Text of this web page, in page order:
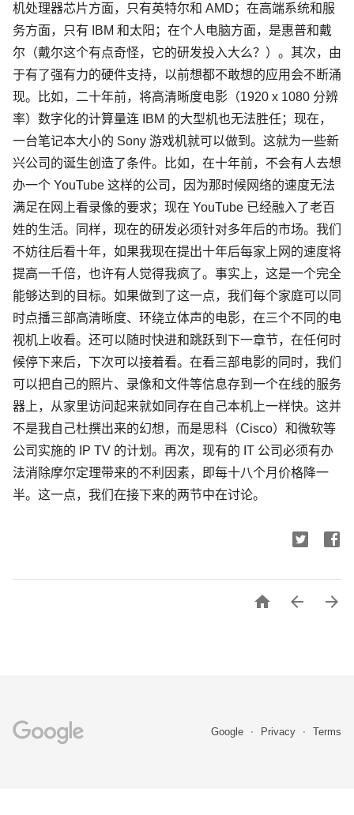
机处理器芯片方面，只有英特尔和 AMD；在高端系统和服
务方面，只有 IBM 和太阳；在个人电脑方面，是惠普和戴
尔（戴尔这个有点奇怪，它的研发投入大么？）。其次，由
于有了强有力的硬件支持，以前想都不敢想的应用会不断涌
现。比如，二十年前，将高清晰度电影（1920 x 1080 分辨
率）数字化的计算量连 IBM 的大型机也无法胜任；现在，
一台笔记本大小的 Sony 游戏机就可以做到。这就为一些新
兴公司的诞生创造了条件。比如，在十年前，不会有人去想
办一个 YouTube 这样的公司，因为那时候网络的速度无法
满足在网上看录像的要求；现在 YouTube 已经融入了老百
姓的生活。同样，现在的研发必须针对多年后的市场。我们
不妨往后看十年，如果我现在提出十年后每家上网的速度将
提高一千倍，也许有人觉得我疯了。事实上，这是一个完全
能够达到的目标。如果做到了这一点，我们每个家庭可以同
时点播三部高清晰度、环绕立体声的电影，在三个不同的电
视机上收看。还可以随时快进和跳跃到下一章节，在任何时
候停下来后，下次可以接着看。在看三部电影的同时，我们
可以把自己的照片、录像和文件等信息存到一个在线的服务
器上，从家里访问起来就如同存在自己本机上一样快。这并
不是我自己杜撰出来的幻想，而是思科（Cisco）和微软等
公司实施的 IP TV 的计划。再次，现有的 IT 公司必须有办
法消除摩尔定理带来的不利因素，即每十八个月价格降一
半。这一点，我们在接下来的两节中在讨论。
  
Google Privacy Terms